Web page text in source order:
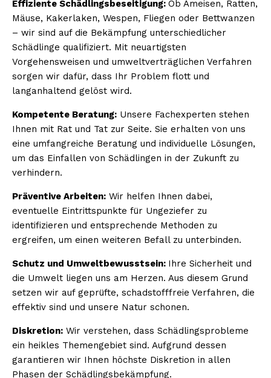
Effiziente Schädlingsbeseitigung: Ob Ameisen, Ratten,
Mäuse, Kakerlaken, Wespen, Fliegen oder Bettwanzen
– wir sind auf die Bekämpfung unterschiedlicher
Schädlinge qualifiziert. Mit neuartigsten
Vorgehensweisen und umweltverträglichen Verfahren
sorgen wir dafür, dass Ihr Problem flott und
langanhaltend gelöst wird.
Kompetente Beratung: Unsere Fachexperten stehen
Ihnen mit Rat und Tat zur Seite. Sie erhalten von uns
eine umfangreiche Beratung und individuelle Lösungen,
um das Einfallen von Schädlingen in der Zukunft zu
verhindern.
Präventive Arbeiten: Wir helfen Ihnen dabei,
eventuelle Eintrittspunkte für Ungeziefer zu
identifizieren und entsprechende Methoden zu
ergreifen, um einen weiteren Befall zu unterbinden.
Schutz und Umweltbewusstsein: Ihre Sicherheit und
die Umwelt liegen uns am Herzen. Aus diesem Grund
setzen wir auf geprüfte, schadstofffreie Verfahren, die
effektiv sind und unsere Natur schonen.
Diskretion: Wir verstehen, dass Schädlingsprobleme
ein heikles Themengebiet sind. Aufgrund dessen
garantieren wir Ihnen höchste Diskretion in allen
Phasen der Schädlingsbekämpfung.